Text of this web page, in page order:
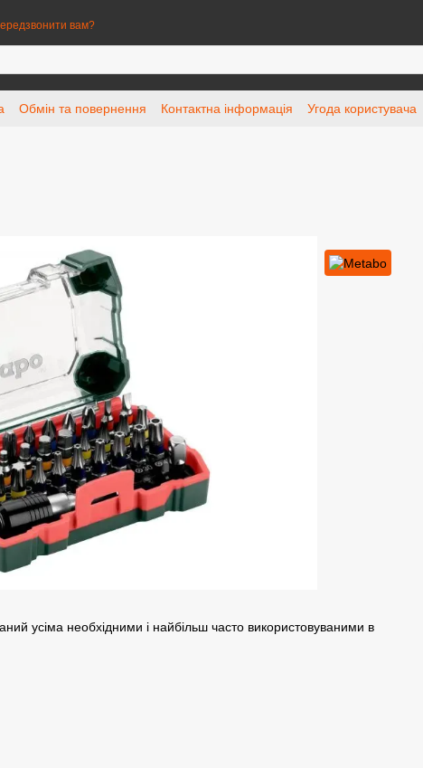
вам?
Обмін та повернення Контактна інформація Угода користувача
усіма необхідними і найбільш часто використовуваними в